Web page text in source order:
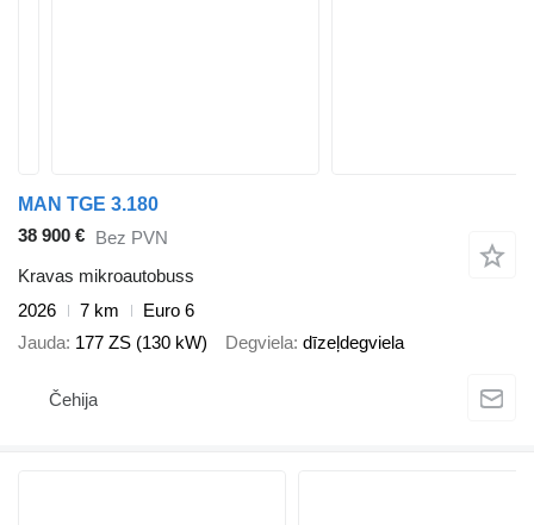
MAN TGE 3.180
38 900 € Bez PVN
Kravas mikroautobuss
2026
7 km
Euro 6
Jauda 177 ZS (130 kW) Degviela dīzeļdegviela
Čehija